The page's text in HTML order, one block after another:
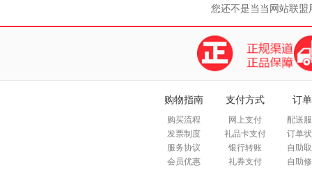
您还不是当当网站联盟
购物指南
购买流程
发票制度
服务协议
会员优惠
支付方式
网上支付
礼品卡支付
银行转账
礼券支付
订
配送
订单
自助
自助